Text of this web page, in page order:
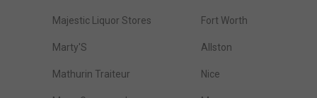
Majestic Liquor Stores Fort Worth
Marty'S Allston
Mathurin Traiteur Nice